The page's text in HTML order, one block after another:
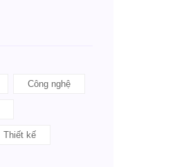
Công nghệ
Thiết kế